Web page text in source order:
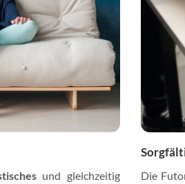
und gleichzeitig
Die